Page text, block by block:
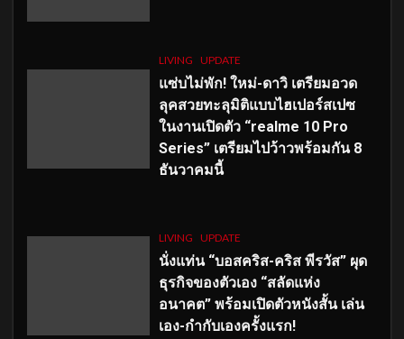
LIVING UPDATE
แซ่บไม่พัก! ใหม่-ดาวิ เตรียมอวด
ลุคสวยทะลุมิติแบบไฮเปอร์สเปซ
ในงานเปิดตัว “realme 10 Pro
Series” เตรียมไปว้าวพร้อมกัน 8
ธันวาคมนี้
LIVING UPDATE
นั่งแท่น “บอสคริส-คริส พีรวัส” ผุด
ธุรกิจของตัวเอง “สลัดแห่ง
อนาคต” พร้อมเปิดตัวหนังสั้น เล่น
เอง-กำกับเองครั้งแรก!